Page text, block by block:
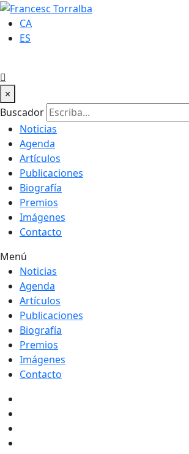
CA
ES
×
Buscador
Noticias
Agenda
Artículos
Publicaciones
Biografía
Premios
Imágenes
Contacto
Menú
Noticias
Agenda
Artículos
Publicaciones
Biografía
Premios
Imágenes
Contacto